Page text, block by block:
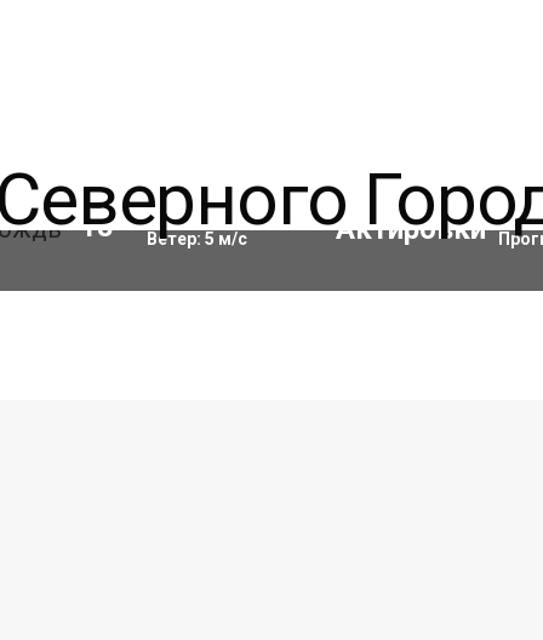
18°C Влажность:84%
Ветер: 5 м/с